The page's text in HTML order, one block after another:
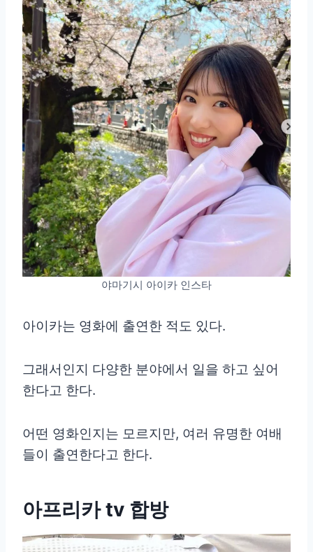
야마기시 아이카 인스타
아이카는 영화에 출연한 적도 있다.
그래서인지 다양한 분야에서 일을 하고 싶어
한다고 한다.
어떤 영화인지는 모르지만, 여러 유명한 여배
들이 출연한다고 한다.
아프리카 tv 합방